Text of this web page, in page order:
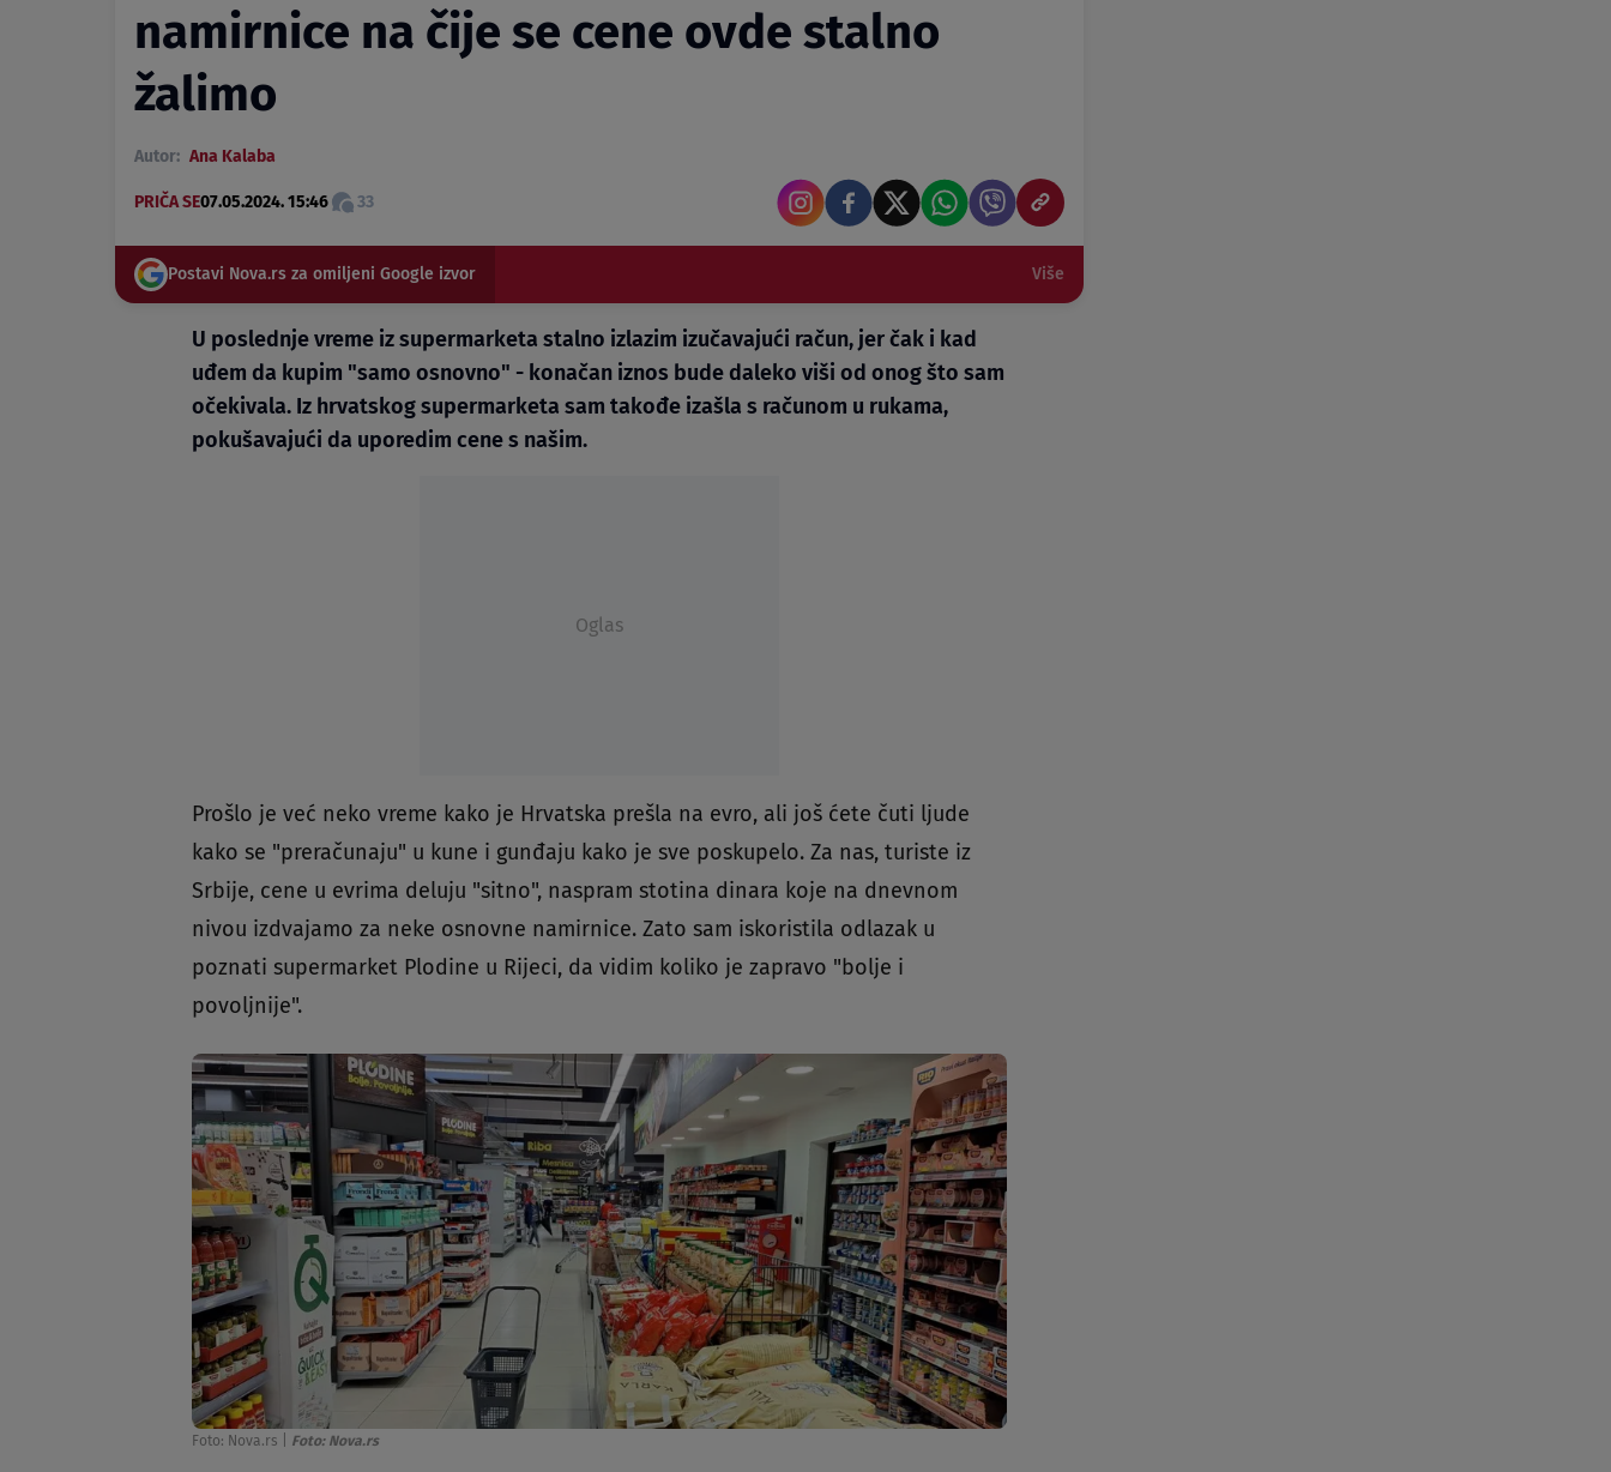
namirnice na čije se cene ovde stalno
žalimo
Autor: Ana Kalaba
PRIČA SE07.05.2024. 15:46 33
Postavi Nova.rs za omiljeni Google izvor Više
U poslednje vreme iz supermarketa stalno izlazim izučavajući račun, jer čak i kad
uđem da kupim "samo osnovno" - konačan iznos bude daleko viši od onog što sam
očekivala. Iz hrvatskog supermarketa sam takođe izašla s računom u rukama,
pokušavajući da uporedim cene s našim.
Oglas
Prošlo je već neko vreme kako je Hrvatska prešla na evro, ali još ćete čuti ljude
kako se "preračunaju" u kune i gunđaju kako je sve poskupelo. Za nas, turiste iz
Srbije, cene u evrima deluju "sitno", naspram stotina dinara koje na dnevnom
nivou izdvajamo za neke osnovne namirnice. Zato sam iskoristila odlazak u
poznati supermarket Plodine u Rijeci, da vidim koliko je zapravo "bolje i
povoljnije".
Foto: Nova.rs Foto: Nova.rs